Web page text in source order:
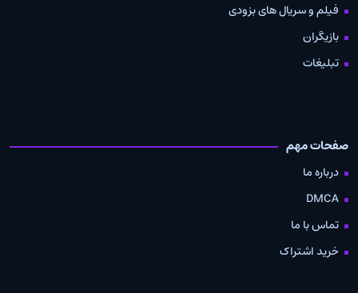
فیلم و سریال های بزودی
بازیگران
تبلیغات
صفحات مهم
درباره ما
DMCA
تماس با ما
خرید اشتراک